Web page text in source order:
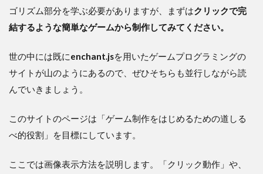
ゴリズム部分を学ぶ必要がありますが、まずはクリックで完
結するような簡単なゲームから制作してみてください。
世の中には既にenchant.jsを用いたゲームプログラミングの
サイトが山のようにあるので、ぜひそちらも並行しながら読
んでいきましょう。
このサイトのページは「ゲーム制作をはじめるための道しる
べ的役割」を目標にしています。
ここでは画像表示方法を説明します。「クリック動作」や、